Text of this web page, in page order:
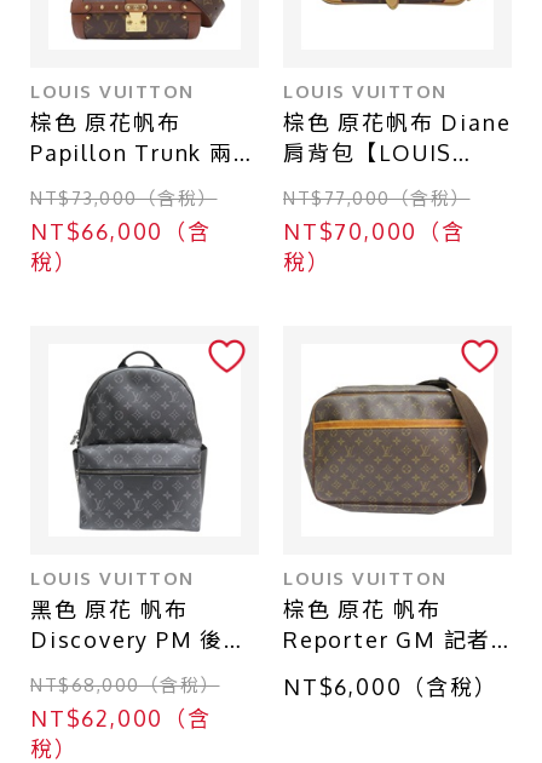
LOUIS VUITTON
棕色 原花帆布
Papillon Trunk 兩用
VUITTON LV 路易威
登】 M57835
NT$73,000（含稅）
NT$66,000（含
稅）
LOUIS VUITTON
棕色 原花帆布 Diane
肩背包【LOUIS
VUITTON LV 路易威
登】 M45985
NT$77,000（含稅）
NT$70,000（含
稅）
LOUIS VUITTON
黑色 原花 帆布
Discovery PM 後背
VUITTON LV 路易威
登】 M22558
NT$68,000（含稅）
NT$62,000（含
稅）
LOUIS VUITTON
棕色 原花 帆布
Reporter GM 記者
包 肩背包【LOUIS
VUITTON LV 路易威
NT$6,000（含稅）